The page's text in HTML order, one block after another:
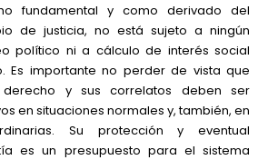
fundamental y como derivado del
de justicia, no está sujeto a ningún
político ni a cálculo de interés social
Es importante no perder de vista que
y sus correlatos deben ser
en situaciones normales y, también, en
Su protección y eventual
es un presupuesto para el sistema